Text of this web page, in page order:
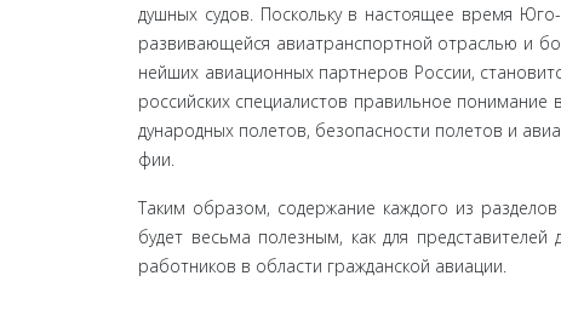
душных судов. Поскольку в настоящее время
развивающейся авиатранспортной отраслью и
нейших авиационных партнеров России,
российских специалистов правильное
дународных полетов, безопасности полетов и
фии.
Таким образом, содержание каждого из
будет весьма полезным, как для
работников в области гражданской авиации.